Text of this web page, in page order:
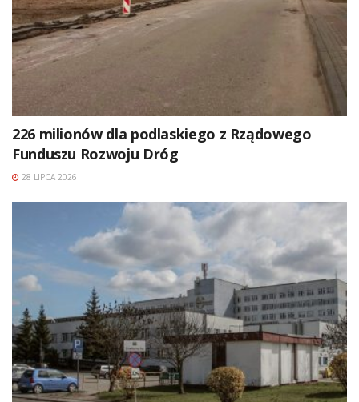
226 milionów dla podlaskiego z Rządowego
Funduszu Rozwoju Dróg
28 LIPCA 2026